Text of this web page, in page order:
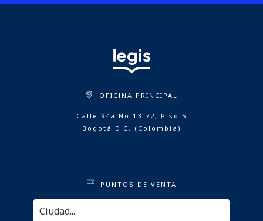
OFICINA PRINCIPAL
Calle 94a No 13-72, Piso 5
Bogotá D.C. (Colombia)
PUNTOS DE VENTA